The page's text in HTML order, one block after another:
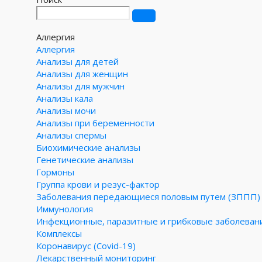
Аллергия
Аллергия
Анализы для детей
Анализы для женщин
Анализы для мужчин
Анализы кала
Анализы мочи
Анализы при беременности
Анализы спермы
Биохимические анализы
Генетические анализы
Гормоны
Группа крови и резус-фактор
Заболевания передающиеся половым путем (ЗППП)
Иммунология
Инфекционные, паразитные и грибковые
Комплексы
Коронавирус (Covid-19)
Лекарственный мониторинг